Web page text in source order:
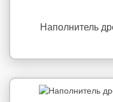
Наполнитель